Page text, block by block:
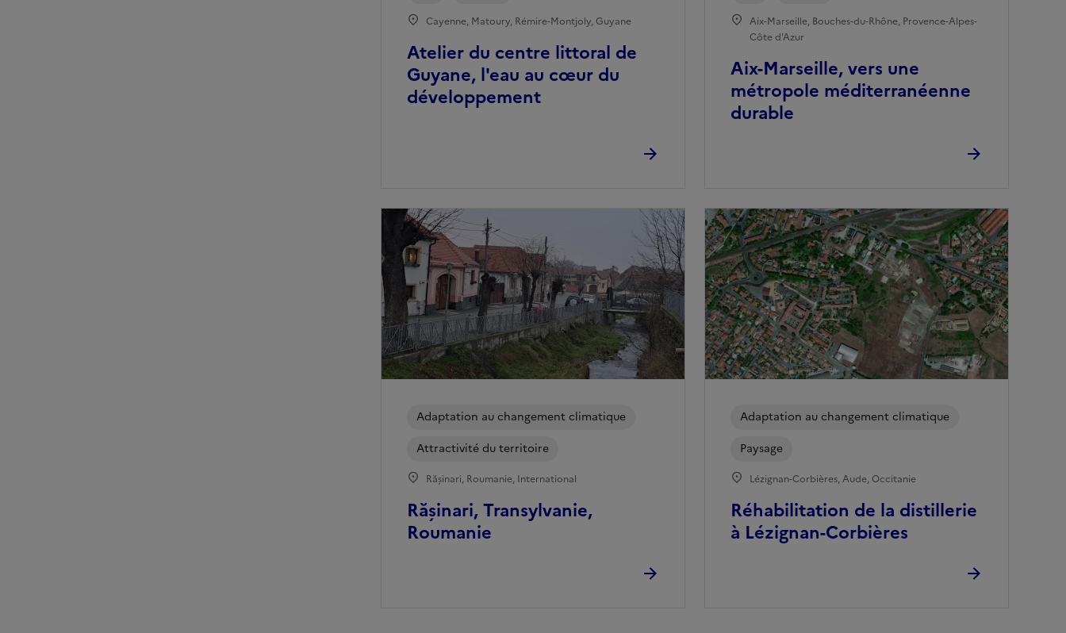
Atelier du centre littoral de
Guyane, l'eau au cœur du
développement
Cayenne, Matoury, Rémire-Montjoly, Guyane
Aix-Marseille, vers une
métropole méditerranéenne
durable
Aix-Marseille, Bouches-du-Rhône, Provence-Alpes-
Côte d'Azur
Rășinari, Transylvanie,
Roumanie
Adaptation au changement climatique
Attractivité du territoire
Rășinari, Roumanie, International
Réhabilitation de la distillerie
à Lézignan-Corbières
Adaptation au changement climatique
Paysage
Lézignan-Corbières, Aude, Occitanie